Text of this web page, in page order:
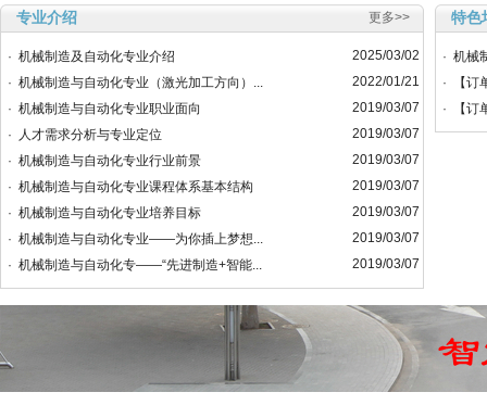
专业介绍 更多>>
· 机械制造及自动化专业介绍
2025/03/02
· 机械制造与自动化专业（激光加工方向）...
2022/01/21
· 机械制造与自动化专业职业面向
2019/03/07
·
人才需求分析与专业定位
2019/03/07
· 机械制造与自动化专业行业前景
2019/03/07
· 机械制造与自动化专业课程体系基本结构
2019/03/07
· 机械制造与自动化专业培养目标
2019/03/07
· 机械制造与自动化专业——为你插上梦想...
2019/03/07
· 机械制造与自动化专——“先进制造+智能... 2019/03/07
特色
· 机械
·
【
·
【